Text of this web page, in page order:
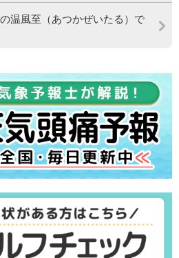
温風至（あつかぜいたる）で